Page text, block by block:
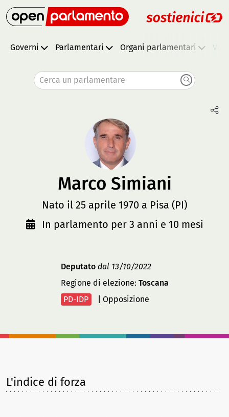
Governi Parlamentari Organi parlamentari
Cerca un parlamentare
Marco Simiani
Nato il 25 aprile 1970 a Pisa (PI)
In parlamento per 3 anni e 10 mesi
Deputatodal 13/10/2022
Regione di elezione: Toscana
PD-IDP
Opposizione
L'indice di forza